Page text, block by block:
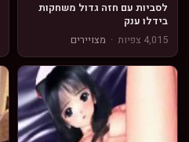
לסביות עם חזה גדול משחקות
בידלו ענק
4,015 צפיות
· מצויירים